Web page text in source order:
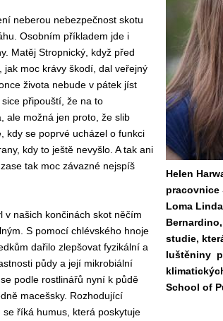
Helen
pracovnice
Loma
studie,
luštěniny
School of
neberou nebezpečnost skotu
Osobním příkladem jde i
Matěj Stropnický, když před
jak moc krávy škodí, dal veřejný
života nebude v pátek jíst
připouští, že na to
ale možná jen proto, že slib
kdy se poprvé ucházel o funkci
kdy to ještě nevyšlo. A tak ani
tak moc závazné nejspíš
v našich končinách skot něčím
S pomocí chlévského hnoje
dařilo zlepšovat fyzikální a
půdy a její mikrobiální
podle rostlinářů nyní k půdě
macešsky. Rozhodující
se říká humus, která poskytuje